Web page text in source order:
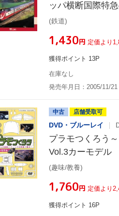
ッパ横断国際特
(鉄道)
¥1,430円 定価より
獲得ポイント 13P
在庫なし
発売年月日：2005/11/21
中古 店舗受取可
DVD・ブルーレイ
プラモつくろう
Vol.3カーモデル
(趣味/教養)
¥1,760円 定価より
獲得ポイント 16P